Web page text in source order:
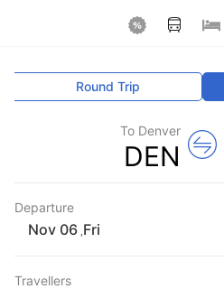
Round Trip
To Denver
DEN
Departure
Fri
Travellers